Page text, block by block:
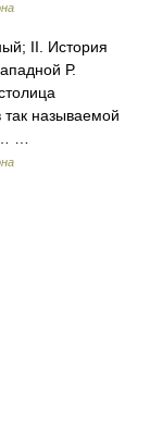
II. История
Р.
так называемой
…